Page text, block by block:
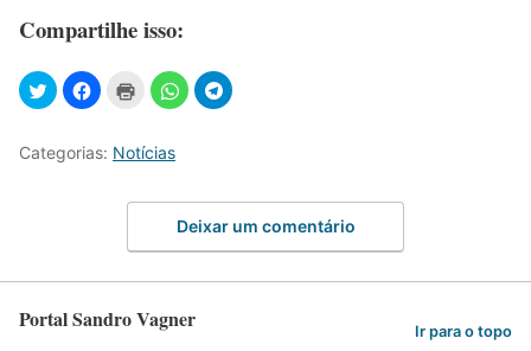
Compartilhe isso:
Categorias: Notícias
Deixar um comentário
Portal Sandro Vagner Ir para o topo